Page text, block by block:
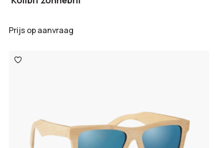
Prijs op aanvraag
Toevoegen
aan